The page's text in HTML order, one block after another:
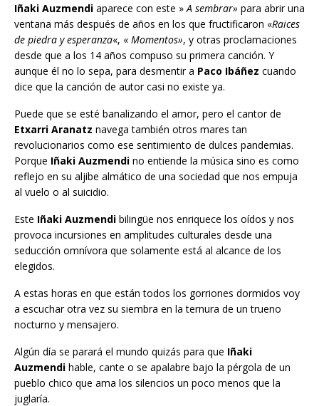
Iñaki Auzmendi aparece con este »A sembrar» para abrir una
ventana más después de años en los que fructificaron «Raices
de piedra y esperanza«, « Momentos», y otras proclamaciones
desde que a los 14 años compuso su primera canción. Y
aunque él no lo sepa, para desmentir a Paco Ibáñez cuando
dice que la canción de autor casi no existe ya.
Puede que se esté banalizando el amor, pero el cantor de
Etxarri Aranatz navega también otros mares tan
revolucionarios como ese sentimiento de dulces pandemias.
Porque Iñaki Auzmendi no entiende la música sino es como
reflejo en su aljibe almático de una sociedad que nos empuja
al vuelo o al suicidio.
Este Iñaki Auzmendi bilingüe nos enriquece los oídos y nos
provoca incursiones en amplitudes culturales desde una
seducción omnívora que solamente está al alcance de los
elegidos.
A estas horas en que están todos los gorriones dormidos voy
a escuchar otra vez su siembra en la ternura de un trueno
nocturno y mensajero.
Algún día se parará el mundo quizás para que Iñaki
Auzmendi hable, cante o se apalabre bajo la pérgola de un
pueblo chico que ama los silencios un poco menos que la
juglaría.